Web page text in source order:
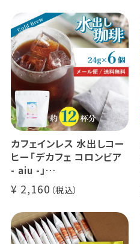
カフェインレス 水出しコー
ヒー「デカフェ コロンビア
- aiu -」
24g×6個（約12杯分）
マウンテンウォータープロ
セス カフェインレスコーヒ
ー豆100%使用 メール便
でお届け
2,160